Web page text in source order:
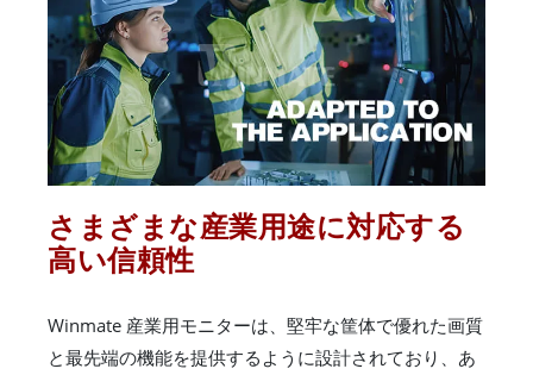
さまざまな産業用途に対応する
高い信頼性
Winmate 産業用モニターは、堅牢な筐体で優れた画質
と最先端の機能を提供するように設計されており、あ